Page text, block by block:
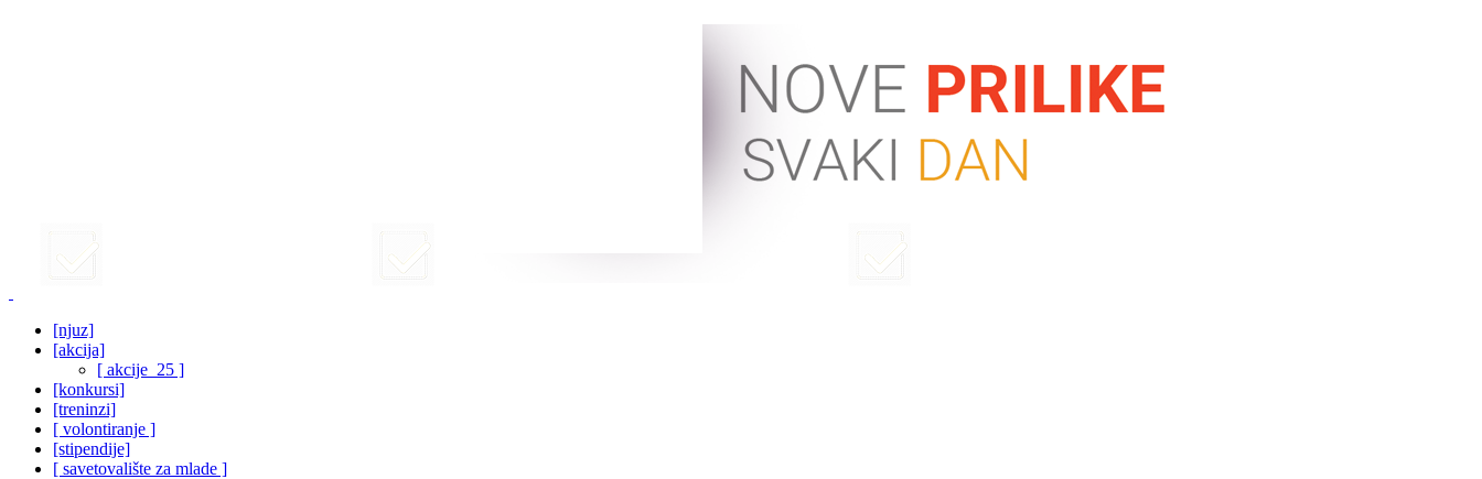
[njuz]
[akcija]
[ akcije_25 ]
[konkursi]
[treninzi]
[ volontiranje ]
[stipendije]
[ savetovalište za mlade ]